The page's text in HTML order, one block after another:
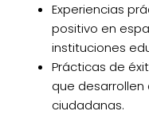
Experiencias
positivo en
instituciones
Prácticas de
que
ciudadanas.